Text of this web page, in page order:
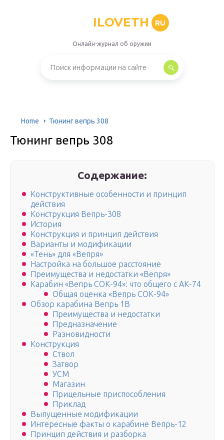
ILOVETH RU
Онлайн-журнал об оружии
Home Тюнинг вепрь 308
Тюнинг вепрь 308
Содержание:
Конструктивные особенности и принцип
действия
Конструкция Вепрь-308
История
Конструкция и принцип действия
Варианты и модификации
«Тень» для «Вепря»
Настройка на большое расстояние
Преимущества и недостатки «Вепря»
Карабин «Вепрь СОК-94»: что общего с АК-74
Общая оценка «Вепрь СОК-94»
Обзор карабина Вепрь 1В
Преимущества и недостатки
Предназначение
Разновидности
Конструкция
Ствол
Затвор
УСМ
Магазин
Прицельные приспособления
Приклад
Выпущенные модификации
Интересные факты о карабине Вепрь-12
Принцип действия и разборка